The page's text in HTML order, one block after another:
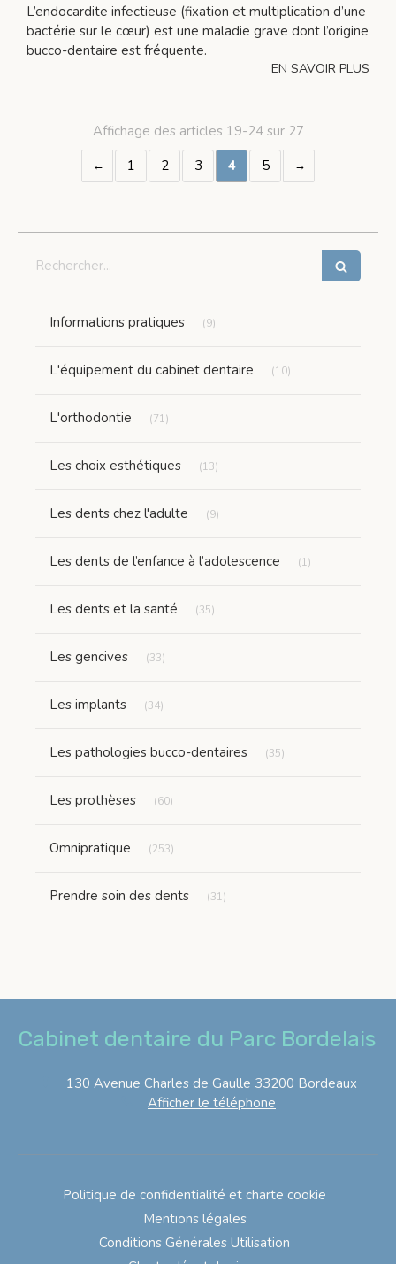
L’endocardite infectieuse (fixation et multiplication d’une
bactérie sur le cœur) est une maladie grave dont l’origine
bucco-dentaire est fréquente.
EN SAVOIR PLUS
Affichage des articles 19-24 sur 27
1
2 3 4 5
Rechercher
Informations pratiques (9)
L'équipement du cabinet dentaire (10)
L'orthodontie (71)
Les choix esthétiques (13)
Les dents chez l'adulte (9)
Les dents de l’enfance à l’adolescence (1)
Les dents et la santé (35)
Les gencives (33)
Les implants (34)
Les pathologies bucco-dentaires (35)
Les prothèses (60)
Omnipratique (253)
Prendre soin des dents (31)
Cabinet dentaire du Parc Bordelais
130 Avenue Charles de Gaulle 33200 Bordeaux
Afficher le téléphone
Politique de confidentialité et charte cookie
Mentions légales
Conditions Générales Utilisation